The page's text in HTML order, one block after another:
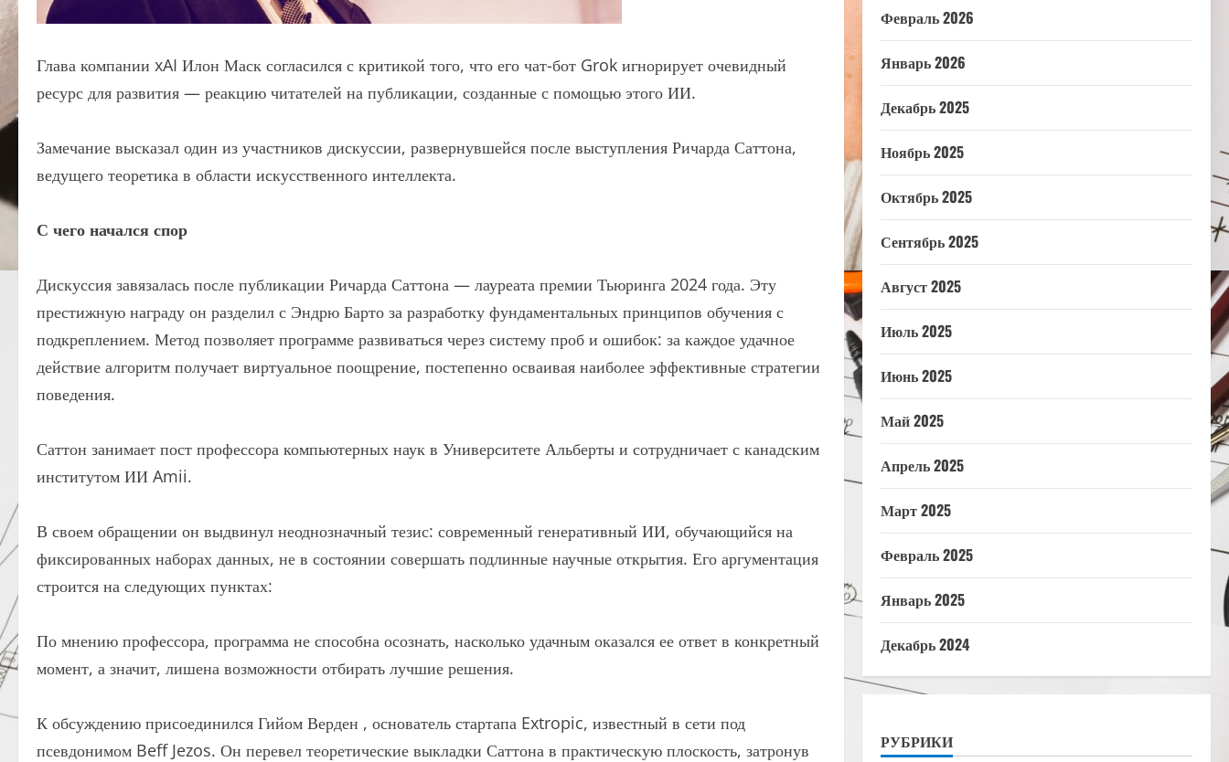
Глава компании xAI Илон Маск согласился с критикой того, что его чат-бот Grok игнорирует очевидный
ресурс для развития — реакцию читателей на публикации, созданные с помощью этого ИИ.
Замечание высказал один из участников дискуссии, развернувшейся после выступления Ричарда Саттона,
ведущего теоретика в области искусственного интеллекта.
С чего начался спор
Дискуссия завязалась после публикации Ричарда Саттона — лауреата премии Тьюринга 2024 года. Эту
престижную награду он разделил с Эндрю Барто за разработку фундаментальных принципов обучения с
подкреплением. Метод позволяет программе развиваться через систему проб и ошибок: за каждое удачное
действие алгоритм получает виртуальное поощрение, постепенно осваивая наиболее эффективные стратегии
поведения.
Саттон занимает пост профессора компьютерных наук в Университете Альберты и сотрудничает с канадским
институтом ИИ Amii.
В своем обращении он выдвинул неоднозначный тезис: современный генеративный ИИ, обучающийся на
фиксированных наборах данных, не в состоянии совершать подлинные научные открытия. Его аргументация
строится на следующих пунктах:
По мнению профессора, программа не способна осознать, насколько удачным оказался ее ответ в конкретный
момент, а значит, лишена возможности отбирать лучшие решения.
К обсуждению присоединился Гийом Верден , основатель стартапа Extropic, известный в сети под
псевдонимом Beff Jezos. Он перевел теоретические выкладки Саттона в практическую плоскость, затронув
Февраль 2026
Январь 2026
Декабрь 2025
Ноябрь 2025
Октябрь 2025
Сентябрь 2025
Август 2025
Июль 2025
Июнь 2025
Май 2025
Апрель 2025
Март 2025
Февраль 2025
Январь 2025
Декабрь 2024
РУБРИКИ